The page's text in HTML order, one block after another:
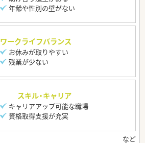
年齢や性別の壁がない
ワークライフバランス
お休みが取りやすい
残業が少ない
スキル・キャリア
キャリアアップ可能な職場
資格取得支援が充実